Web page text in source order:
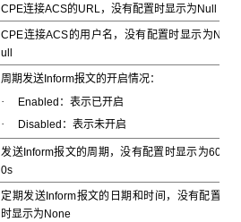
CPE连接ACS的URL，没有配置时显示为Null
CPE连接ACS的用户名，没有配置时显示为N
ull
周期发送Inform报文的开启情况：
· Enabled：表示已开启
· Disabled：表示未开启
发送Inform报文的周期，没有配置时显示为60
0s
定期发送Inform报文的日期和时间，没有配置
时显示为None